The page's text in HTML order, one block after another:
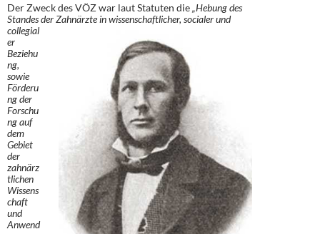
Der Zweck des VÖZ war laut Statuten die„Hebung des
Standes derZahnärzte in wissenschaftlicher, socialer und
collegial
er
Beziehu
ng,
sowie
Förderu
ng der
Forschu
ng auf
dem
Gebiet
der
zahnärz
tlichen
Wissens
chaft
und
Anwend